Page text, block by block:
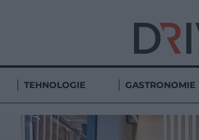
TEHNOLOGIE GASTRONOMIE